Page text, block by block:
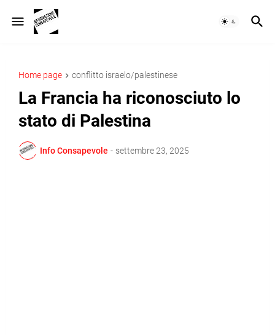
Home page conflitto israelo/palestinese
La Francia ha riconosciuto lo
stato di Palestina
Info Consapevole - settembre 23, 2025